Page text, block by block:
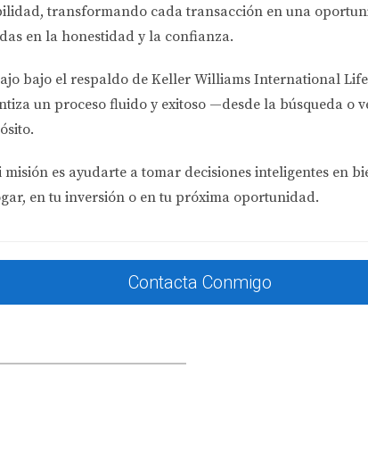
disfrutar de tu inversión ahora, sino también
en Orlando después de visitar la ciudad
gran parte del año, cubriendo así los gastos
pudieron establecerse en un lugar estratégico con
aprovechar las ventajas fiscales que ofrece el
su país natal pero buscaba diversificar su portafolio.
residencial en Tampa. Esta estrategia le ha
, transformando cada transacción en una
en la honestidad y la confianza.
bajo el respaldo de Keller Williams International
un proceso fluido y exitoso —desde la búsqueda o
misión es ayudarte a tomar decisiones inteligentes en
en tu inversión o en tu próxima oportunidad.
Contacta Conmigo